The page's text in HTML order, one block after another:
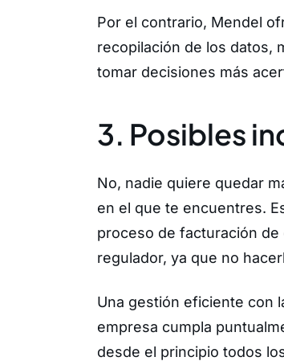
Por el contrario, Mendel
recopilación de los datos,
tomar decisiones más
3. Posibles
No, nadie quiere quedar
en el que te encuentres.
proceso de facturación
regulador, ya que no
Una gestión eficiente con
empresa cumpla
desde el principio todos